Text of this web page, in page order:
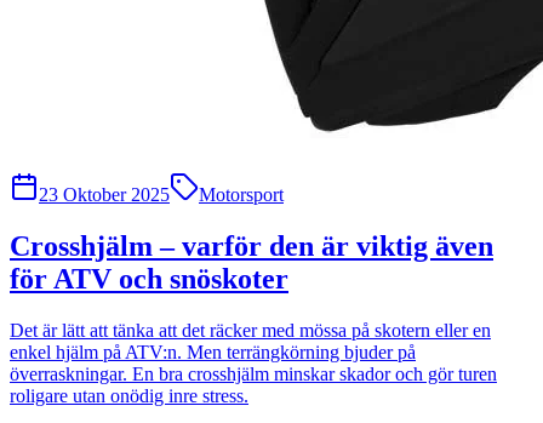
23 Oktober 2025 Motorsport
Crosshjälm – varför den är viktig även
för ATV och snöskoter
Det är lätt att tänka att det räcker med mössa på skotern eller en
enkel hjälm på ATV:n. Men terrängkörning bjuder på
överraskningar. En bra crosshjälm minskar skador och gör turen
roligare utan onödig inre stress.